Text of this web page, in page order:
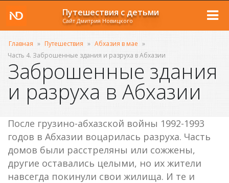
Путешествия с детьми
Сайт Дмитрия Новицкого
Главная » Путешествия » Абхазия в мае »
Часть 4. Заброшенные здания и разруха в Абхазии
Заброшенные здания
и разруха в Абхазии
После грузино-абхазской войны 1992-1993
годов в Абхазии воцарилась разруха. Часть
домов были расстреляны или сожжены,
другие оставались целыми, но их жители
навсегда покинули свои жилища. И те и